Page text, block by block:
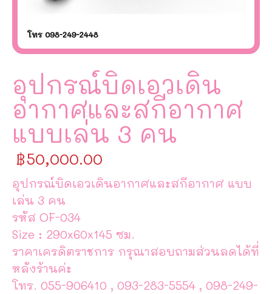
อุปกรณ์บิดเอวเดิน
อากาศและสกีอากาศ
แบบเล่น 3 คน
฿50,000.00
อุปกรณ์บิดเอวเดินอากาศและสกีอากาศ แบบ
เล่น 3 คน
รหัส OF-034
Size : 290x60x145 ซม.
ราคาเครดิตราชการ กรุณาสอบถามส่วนลดได้ที่
หลังร้านค่ะ
โทร. 055-906410 , 093-283-5554 , 098-249-